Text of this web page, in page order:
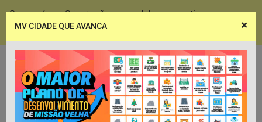
Coronavírus - Orientações e medidas preventivas
×
MV CIDADE QUE AVANCA